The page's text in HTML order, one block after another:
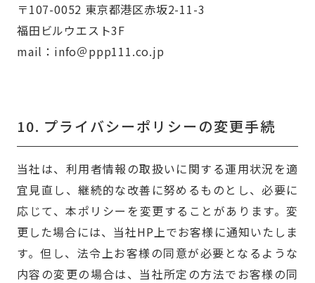
〒107-0052 東京都港区赤坂2-11-3
福田ビルウエスト3F
mail：info＠ppp111.co.jp
10. プライバシーポリシーの変更手続
当社は、利用者情報の取扱いに関する運用状況を適
宜見直し、継続的な改善に努めるものとし、必要に
応じて、本ポリシーを変更することがあります。変
更した場合には、当社HP上でお客様に通知いたしま
す。但し、法令上お客様の同意が必要となるような
内容の変更の場合は、当社所定の方法でお客様の同